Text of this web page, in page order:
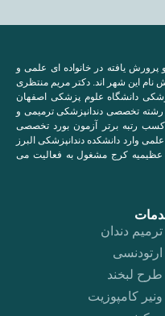
یافته در خانواده ای علمی و
این شهر اند. دکتر مریم منتظری
دندانپزشکی دانشگاه علوم پزشکی اصفهان
رشته تخصصی دندانپزشکی ترمیمی و
همان دانشکده شد. در سال ۱۳۹۶ با کسب رتبه برتر آزمون بورد تخصصی
وارد دانشکده دندانپزشکی البرز
عظیمیه کرج مشغول به فعالیت می
ترمیم دندان
ارتودنسی
طرح لبخند
ونیر کامپوزیت